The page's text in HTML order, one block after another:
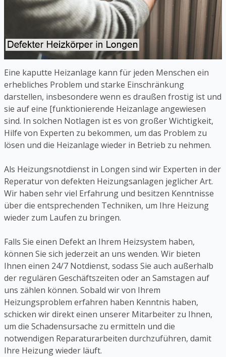
Eine kaputte Heizanlage kann für jeden Menschen ein
erhebliches Problem und starke Einschränkung
darstellen, insbesondere wenn es draußen frostig ist und
sie auf eine [funktionierende Heizanlage angewiesen
sind. In solchen Notlagen ist es von großer Wichtigkeit,
Hilfe von Experten zu bekommen, um das Problem zu
lösen und die Heizanlage wieder in Betrieb zu nehmen.
Als Heizungsnotdienst in Longen sind wir Experten in der
Reperatur von defekten Heizungsanlagen jeglicher Art.
Wir haben sehr viel Erfahrung und besitzen Kenntnisse
über die entsprechenden Techniken, um Ihre Heizung
wieder zum Laufen zu bringen.
Falls Sie einen Defekt an Ihrem Heizsystem haben,
können Sie sich jederzeit an uns wenden. Wir bieten
Ihnen einen 24/7 Notdienst, sodass Sie auch außerhalb
der regulären Geschäftszeiten oder an Samstagen auf
uns zählen können. Sobald wir von Ihrem
Heizungsproblem erfahren haben Kenntnis haben,
schicken wir direkt einen unserer Mitarbeiter zu Ihnen,
um die Schadensursache zu ermitteln und die
notwendigen Reparaturarbeiten durchzuführen, damit
Ihre Heizung wieder läuft.